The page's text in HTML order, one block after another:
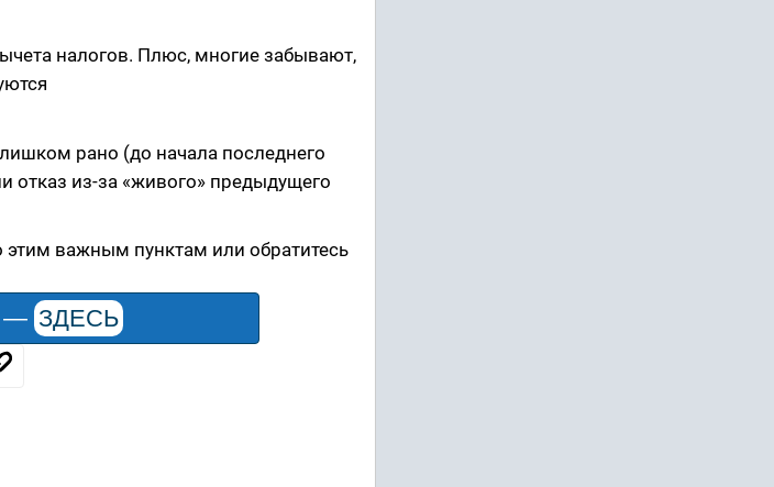
налогов. Плюс, многие забывают,
рано (до начала последнего
отказ из-за «живого» предыдущего
важным пунктам или обратитесь
—ЗДЕСЬ